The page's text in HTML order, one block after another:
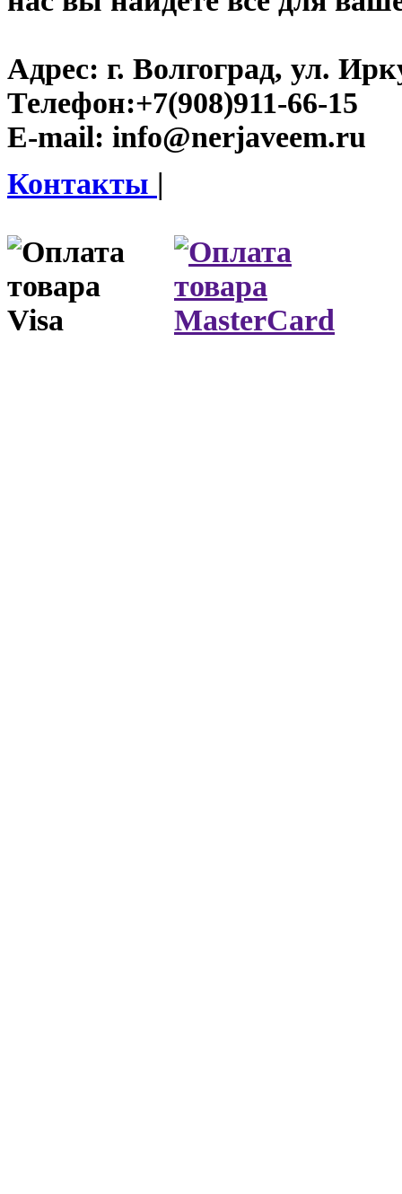
Адрес: г. Волгоград, ул.
Телефон:+7(908)911-66-15
E-mail: info@nerjaveem.ru
Контакты |